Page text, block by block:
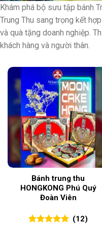
Khám phá bộ sưu tập bánh
Trung Thu sang trọng kết
và quà tặng doanh nghiệp.
khách hàng và người thân.
Bánh trung thu
HONGKONG Phú Quý
Đoàn Viên
(12)